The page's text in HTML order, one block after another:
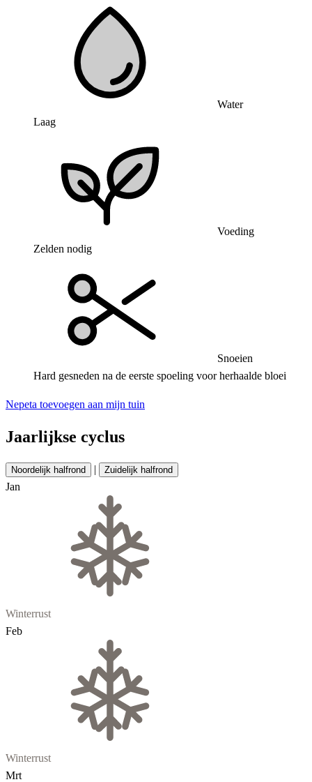
Water
Laag
Voeding
Zelden nodig
Snoeien
Hard gesneden na de eerste spoeling voor herhaalde bloei
Nepeta toevoegen aan mijn tuin
Jaarlijkse cyclus
Noordelijk halfrond | Zuidelijk halfrond
Jan
Winterrust
Feb
Winterrust
Mrt